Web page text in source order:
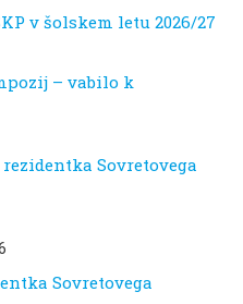
v šolskem letu 2026/27
– vabilo k
Sovretovega
Sovretovega